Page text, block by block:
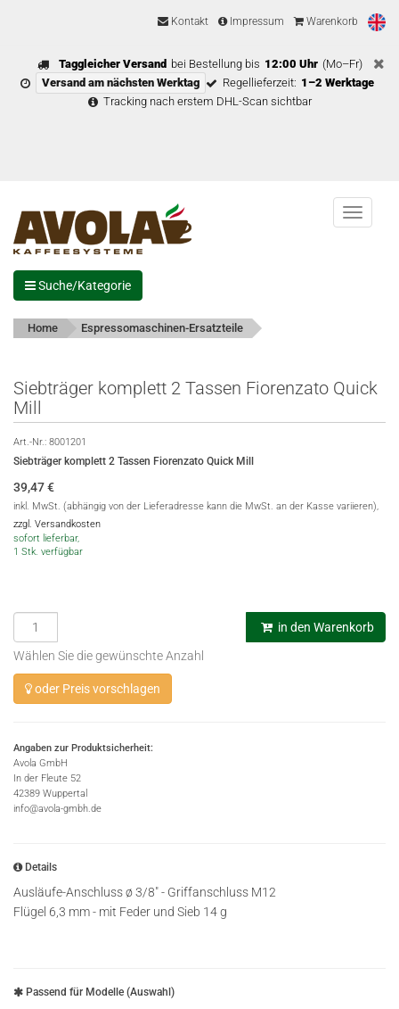
Kontakt Impressum Warenkorb
Taggleicher Versand bei Bestellung bis 12:00 Uhr (Mo–Fr)
Versand am nächsten Werktag
Regellieferzeit: 1–2 Werktage
Tracking nach erstem DHL-Scan sichtbar
Menu
Suche/Kategorie
Home Espressomaschinen-Ersatzteile
Siebträger komplett 2 Tassen Fiorenzato Quick
Mill
Art.-Nr.: 8001201
Siebträger komplett 2 Tassen Fiorenzato Quick Mill
39,47€
inkl. MwSt. (abhängig von der Lieferadresse kann die MwSt. an der Kasse variieren),
zzgl. Versandkosten
sofort lieferbar,
1 Stk. verfügbar
in den Warenkorb
Wählen Sie die gewünschte Anzahl
oder Preis vorschlagen
Angaben zur Produktsicherheit:
Avola GmbH
In der Fleute 52
42389 Wuppertal
info@avola-gmbh.de
Details
Ausläufe-Anschluss ø 3/8" - Griffanschluss M12
Flügel 6,3 mm - mit Feder und Sieb 14 g
Passend für Modelle (Auswahl)